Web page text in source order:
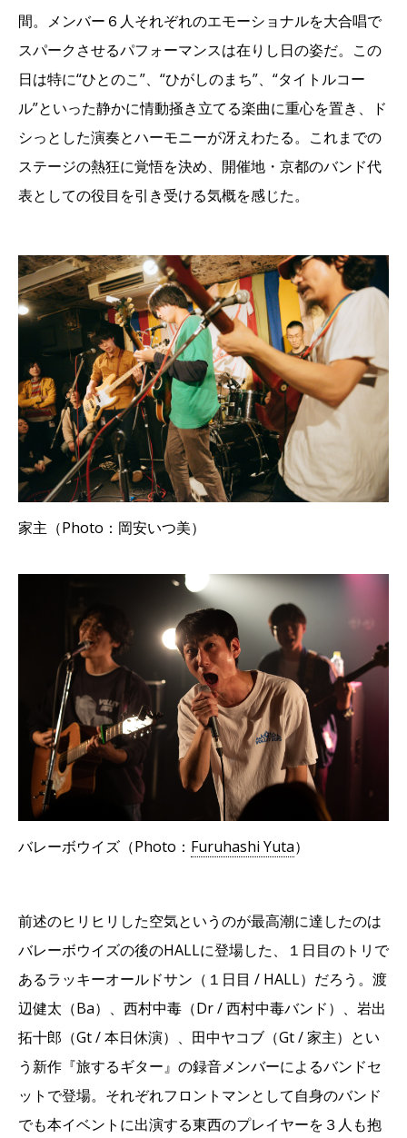
間。メンバー６人それぞれのエモーショナルを大合唱で
スパークさせるパフォーマンスは在りし日の姿だ。この
日は特に“ひとのこ”、“ひがしのまち”、“タイトルコー
ル”といった静かに情動掻き立てる楽曲に重心を置き、ド
シっとした演奏とハーモニーが冴えわたる。これまでの
ステージの熱狂に覚悟を決め、開催地・京都のバンド代
表としての役目を引き受ける気概を感じた。
家主（Photo：岡安いつ美）
バレーボウイズ（Photo： Furuhashi Yuta）
前述のヒリヒリした空気というのが最高潮に達したのは
バレーボウイズの後のHALLに登場した、１日目のトリで
あるラッキーオールドサン（１日目 / HALL）だろう。渡
辺健太（Ba）、西村中毒（Dr / 西村中毒バンド）、岩出
拓十郎（Gt / 本日休演）、田中ヤコブ（Gt / 家主）とい
う新作『旅するギター』の録音メンバーによるバンドセ
ットで登場。それぞれフロントマンとして自身のバンド
でも本イベントに出演する東西のプレイヤーを３人も抱